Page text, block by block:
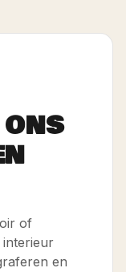
of
interieur
en